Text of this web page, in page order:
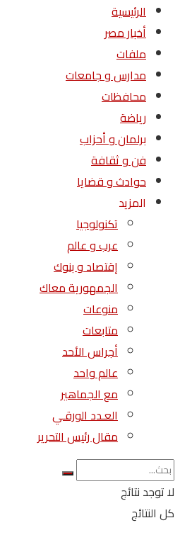
الرئيسية
أخبار مصر
ملفات
مدارس و جامعات
محافظات
رياضة
برلمان و أحزاب
فن و ثقافة
حوادث و قضايا
المزيد
تكنولوجيا
عرب و عالم
إقتصاد و بنوك
الجمهورية معاك
منوعات
متابعات
أجراس الأحد
عالم واحد
مع الجماهير
العـدد الورقـي
مقال رئيس التحرير
لا توجد نتائج
كل النتائج